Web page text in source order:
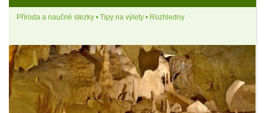
Příroda a naučné stezky • Tipy na výlety • Rozhledny